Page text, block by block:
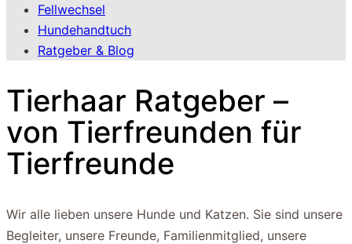
Fellwechsel
Hundehandtuch
Ratgeber & Blog
Tierhaar Ratgeber –
von Tierfreunden für
Tierfreunde
Wir alle lieben unsere Hunde und Katzen. Sie sind unsere
Begleiter, unsere Freunde, Familienmitglied, unsere